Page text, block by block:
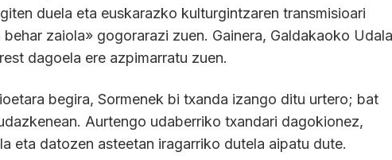
duela eta euskarazko kulturgintzaren transmisioari
zaiola» gogorarazi zuen. Gainera, Galdakaoko Udala
dagoela ere azpimarratu zuen.
begira, Sormenek bi txanda izango ditu urtero; bat
Aurtengo udaberriko txandari dagokionez,
eta datozen asteetan iragarriko dutela aipatu dute.